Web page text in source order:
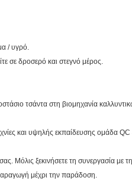
/ υγρό.
σε δροσερό και στεγνό μέρος.
τσάντα στη βιομηχανία
και υψηλής εκπαίδευσης ομάδα
Μόλις ξεκινήσετε τη συνεργασία με
μέχρι την παράδοση.